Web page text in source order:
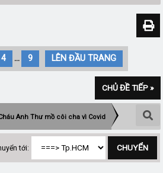
4 ... 9 LÊN ĐẦU TRANG
CHỦ ĐỀ TIẾP »
Anh Thư mồ côi cha vì Covid
tới: